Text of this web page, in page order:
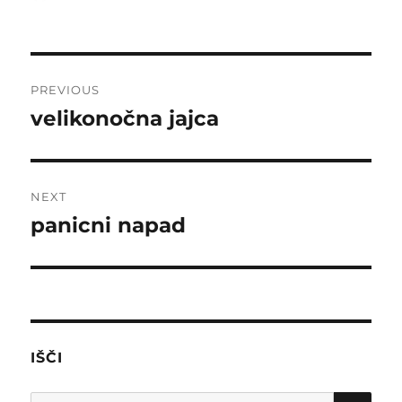
navigation
PREVIOUS
Previous
velikonočna jajca
NEXT
Next
panicni napad
IŠČI